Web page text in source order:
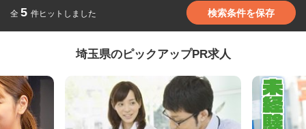
全 5 件ヒットしました 検索条件を保存
埼玉県のピックアップPR求人